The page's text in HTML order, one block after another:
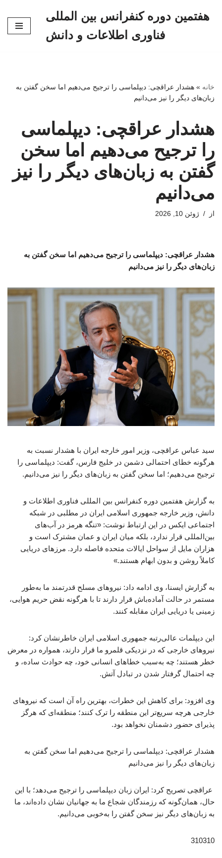
هفتمین دوره کنفرانس بین المللی
فناوری اطلاعات و دانش
خانه » هشدار عراقچی: دیپلماسی را ترجیح می‌دهیم اما سخن گفتن به
زبان‌های دیگر را نیز می‌دانیم
هشدار عراقچی: دیپلماسی
را ترجیح می‌دهیم اما سخن
گفتن به زبان‌های دیگر را نیز
می‌دانیم
از ژوئن 10, 2026
هشدار عراقچی: دیپلماسی را ترجیح می‌دهیم اما سخن گفتن به
زبان‌های دیگر را نیز می‌دانیم
سید عباس عراقچی، وزیر امور خارجه ایران با هشدار نسبت به
هرگونه خطای احتمالی دشمن در خلیج فارس، گفت: دیپلماسی را
ترجیح می‌دهیم؛ اما سخن گفتن به زبان‌های دیگر را نیز می‌دانیم.
به گزارش هفتمین دوره کنفرانس بین المللی فناوری اطلاعات و
دانش، وزیر خارجه جمهوری اسلامی ایران در مطلبی در شبکه
اجتماعی ایکس در این ارتباط نوشت: «تنگه هرمز در آب‌های
بین‌المللی قرار ندارد، بلکه میان ایران و عمان مشترک است و
هزاران مایل از سواحل ایالات متحده فاصله دارد. مرزهای دریایی
کاملاً روشن و بدون ابهام هستند.»
به گزارش ایسنا، وی ادامه داد: نیروهای مسلح قدرتمند ما به‌طور
مستمر در حالت آماده‌باش قرار دارند تا با هرگونه نقض حریم هوایی،
زمینی یا دریایی ایران مقابله کنند.
این دیپلمات عالی‌رتبه جمهوری اسلامی ایران خاطرنشان کرد:
نیروهای خارجی که در نزدیکی قلمرو ما قرار دارند، همواره در معرض
خطر هستند؛ چه به‌سبب خطاهای انسانی خود، چه حوادث ساده، و
چه احتمال گرفتار شدن در تبادل آتش.
وی افزود: برای کاهش این خطرات، بهترین راه آن است که نیروهای
خارجی هرچه سریع‌تر این منطقه را ترک کنند؛ منطقه‌ای که هرگز
پذیرای حضور دشمنان نخواهد بود.
هشدار عراقچی: دیپلماسی را ترجیح می‌دهیم اما سخن گفتن به
زبان‌های دیگر را نیز می‌دانیم
عراقچی تصریح کرد: ایران زبان دیپلماسی را ترجیح می‌دهد؛ با این
حال، همان‌گونه که رزمندگان شجاع ما به جهانیان نشان داده‌اند، ما
به زبان‌های دیگر نیز سخن گفتن را به‌خوبی می‌دانیم.
310310